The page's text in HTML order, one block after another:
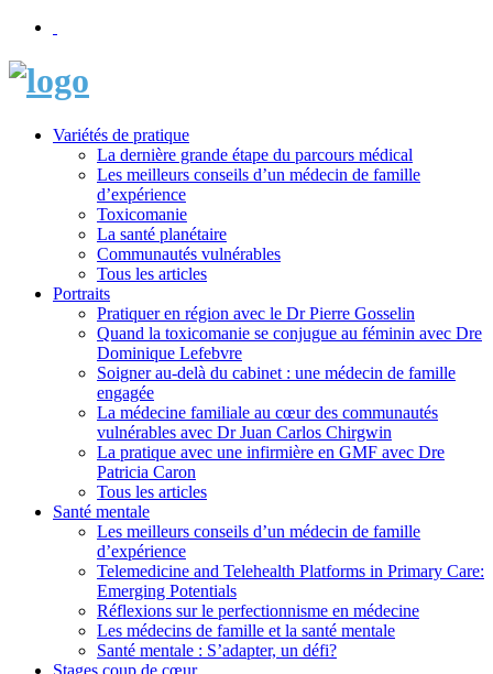
Variétés de pratique
La dernière grande étape du parcours médical
Les meilleurs conseils d’un médecin de famille
d’expérience
Toxicomanie
La santé planétaire
Communautés vulnérables
Tous les articles
Portraits
Pratiquer en région avec le Dr Pierre Gosselin
Quand la toxicomanie se conjugue au féminin avec Dre
Dominique Lefebvre
Soigner au-delà du cabinet : une médecin de famille
engagée
La médecine familiale au cœur des communautés
vulnérables avec Dr Juan Carlos Chirgwin
La pratique avec une infirmière en GMF avec Dre
Patricia Caron
Tous les articles
Santé mentale
Les meilleurs conseils d’un médecin de famille
d’expérience
Telemedicine and Telehealth Platforms in Primary Care:
Emerging Potentials
Réflexions sur le perfectionnisme en médecine
Les médecins de famille et la santé mentale
Santé mentale : S’adapter, un défi?
Stages coup de cœur